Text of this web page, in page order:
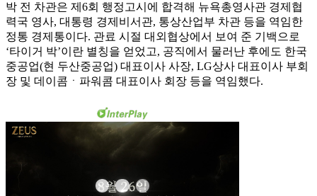
박 전 차관은 제6회 행정고시에 합격해 뉴욕총영사관 경제협
력국 영사, 대통령 경제비서관, 통상산업부 차관 등을 역임한
정통 경제통이다. 관료 시절 대외협상에서 보여 준 기백으로
‘타이거 박’이란 별칭을 얻었고, 공직에서 물러난 후에도 한국
중공업(현 두산중공업) 대표이사 사장, LG상사 대표이사 부회
장 및 데이콤ㆍ파워콤 대표이사 회장 등을 역임했다.